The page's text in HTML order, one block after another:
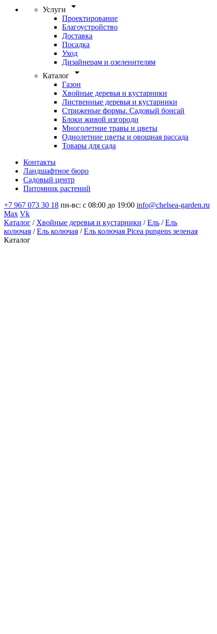
Услуги arrow_drop_down
Проектирование
Благоустройство
Доставка
Посадка
Уход
Дизайнерам и озеленителям
Каталог
arrow_drop_down
Газон
Хвойные деревья и кустарники
Лиственные деревья и кустарники
Стриженые формы. Садовый бонсай
Блоки живой изгороди
Многолетние травы и цветы
Однолетние цветы и овощная рассада
Товары для сада
Контакты
Ландшафтное бюро
Садовый центр
Питомник растений
+7 967 073 30 18 пн-вс: с 08:00 до 19:00 info@chelsea-garden.ru
Max Vk
Каталог / Хвойные деревья и кустарники /Ель /Ель
колючая /Ель колючая /Ель колючая Picea pungens зеленая
Каталог